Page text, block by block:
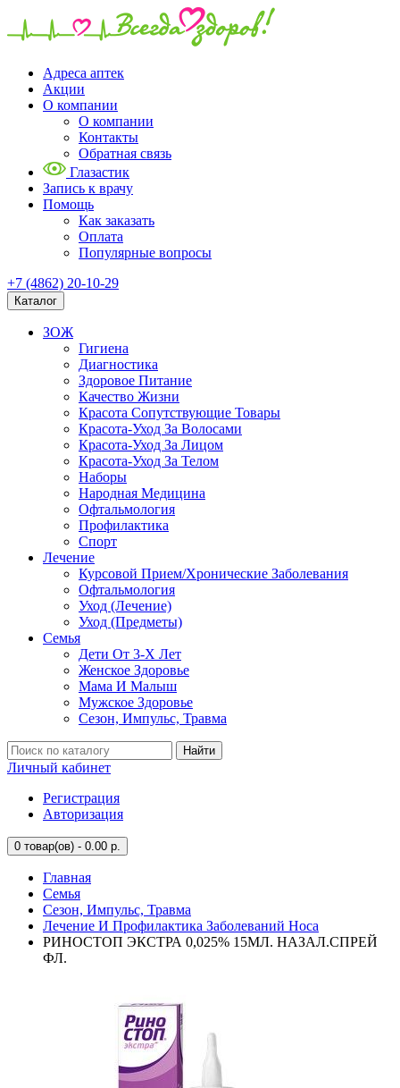
Адреса аптек
Акции
О компании
О компании
Контакты
Обратная связь
Глазастик
Запись к врачу
Помощь
Как заказать
Оплата
Популярные вопросы
+7 (4862) 20-10-29
Каталог
ЗОЖ
Гигиена
Диагностика
Здоровое Питание
Качество Жизни
Красота Сопутствующие Товары
Красота-Уход За Волосами
Красота-Уход За Лицом
Красота-Уход За Телом
Наборы
Народная Медицина
Офтальмология
Профилактика
Спорт
Лечение
Курсовой Прием/Хронические Заболевания
Офтальмология
Уход (Лечение)
Уход (Предметы)
Семья
Дети От 3-Х Лет
Женское Здоровье
Мама И Малыш
Мужское Здоровье
Сезон, Импульс, Травма
Найти
Личный кабинет
Регистрация
Авторизация
0 товар(ов) - 0.00 р.
Главная
Семья
Сезон, Импульс, Травма
Лечение И Профилактика Заболеваний Носа
РИНОСТОП ЭКСТРА 0,025% 15МЛ. НАЗАЛ.СПРЕЙ
ФЛ.